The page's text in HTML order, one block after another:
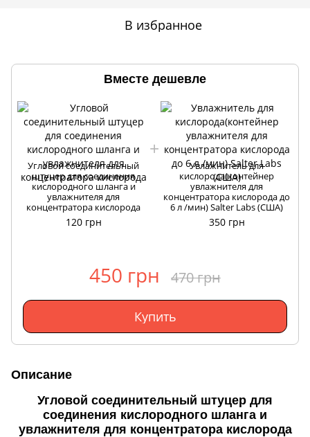
В избранное
Вместе дешевле
Угловой соединительный
штуцер для соединения
кислородного шланга и
увлажнителя для
концентратора кислорода
120 грн
Увлажнитель для
кислорода(контейнер
увлажнителя для
концентратора кислорода до
6 л /мин) Salter Labs (США)
350 грн
450 грн 470 грн
Купить
Описание
Угловой соединительный штуцер для
соединения кислородного шланга и
увлажнителя для концентратора кислорода